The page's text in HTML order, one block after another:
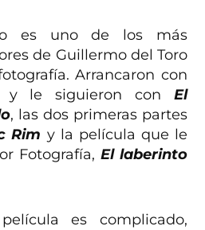
es uno de los más
de Guillermo del Toro
Arrancaron con
y le siguieron con El
, las dos primeras partes
Rim y la película que le
Fotografía, El laberinto
es complicado,